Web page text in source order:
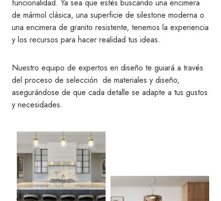
funcionalidad. Ya sea que estés buscando una encimera
de mármol clásica, una superficie de silestone moderna o
una encimera de granito resistente, tenemos la experiencia
y los recursos para hacer realidad tus ideas.
Nuestro equipo de expertos en diseño te guiará a través
del proceso de selección de materiales y diseño,
asegurándose de que cada detalle se adapte a tus gustos
y necesidades.